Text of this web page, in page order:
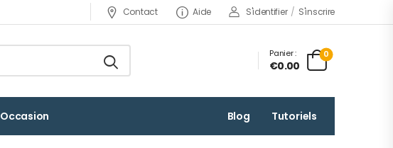
Contact Aide S'identifier / S'inscrire
Panier :
€0.00
0
Occasion Blog Tutoriels